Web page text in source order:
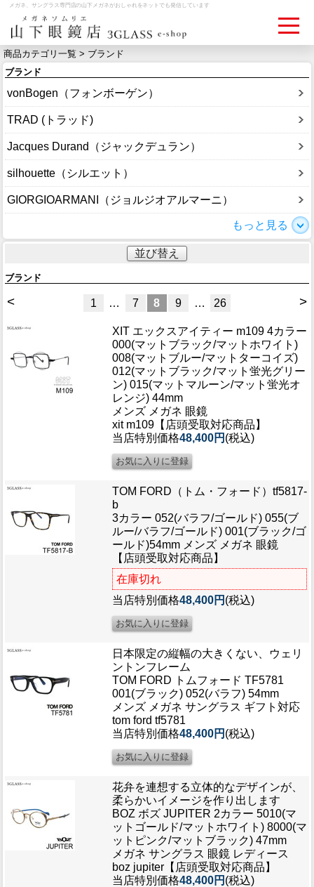
メガネ、サングラス専門店の山下メガネがおしゃれをネットでも発信しています
ログイン お買いものカゴ
お問い合わせ
メディア情報
MEDIA
ACCESS
BLOG
会社概要
COMPANY
インフォメーション
INFORMATION
商品カテゴリ一覧 > ブランド
ブランド
vonBogen（フォンボーゲン）
TRAD (トラッド)
Jacques Durand（ジャックデュラン）
silhouette（シルエット）
GIORGIOARMANI（ジョルジオアルマーニ）
もっと見る
並び替え
ブランド
< >
1 … 7 8 9 … 26
XIT エックスアイティー m109 4カラー
000(マットブラック/マットホワイト)
008(マットブルー/マットターコイズ)
012(マットブラック/マット蛍光グリー
ン) 015(マットマルーン/マット蛍光オ
レンジ) 44mm
メンズ メガネ 眼鏡
xit m109【店頭受取対応商品】
当店特別価格48,400円 (税込)
TOM FORD（トム・フォード）tf5817-
b
3カラー 052(バラフ/ゴールド) 055(ブ
ルー/バラフ/ゴールド) 001(ブラック/ゴ
ールド)54mm メンズ メガネ 眼鏡
【店頭受取対応商品】
在庫切れ
当店特別価格48,400円 (税込)
日本限定の縦幅の大きくない、ウェリ
ントンフレーム
TOM FORD トムフォード TF5781
001(ブラック) 052(バラフ) 54mm
メンズ メガネ サングラス ギフト対応
tom ford tf5781
当店特別価格48,400円 (税込)
花弁を連想する立体的なデザインが、
柔らかいイメージを作り出します
BOZ ボズ JUPITER 2カラー 5010(マ
ットゴールド/マットホワイト) 8000(マ
ットピンク/マットブラック) 47mm
メガネ サングラス 眼鏡 レディース
boz jupiter【店頭受取対応商品】
当店特別価格48,400円 (税込)